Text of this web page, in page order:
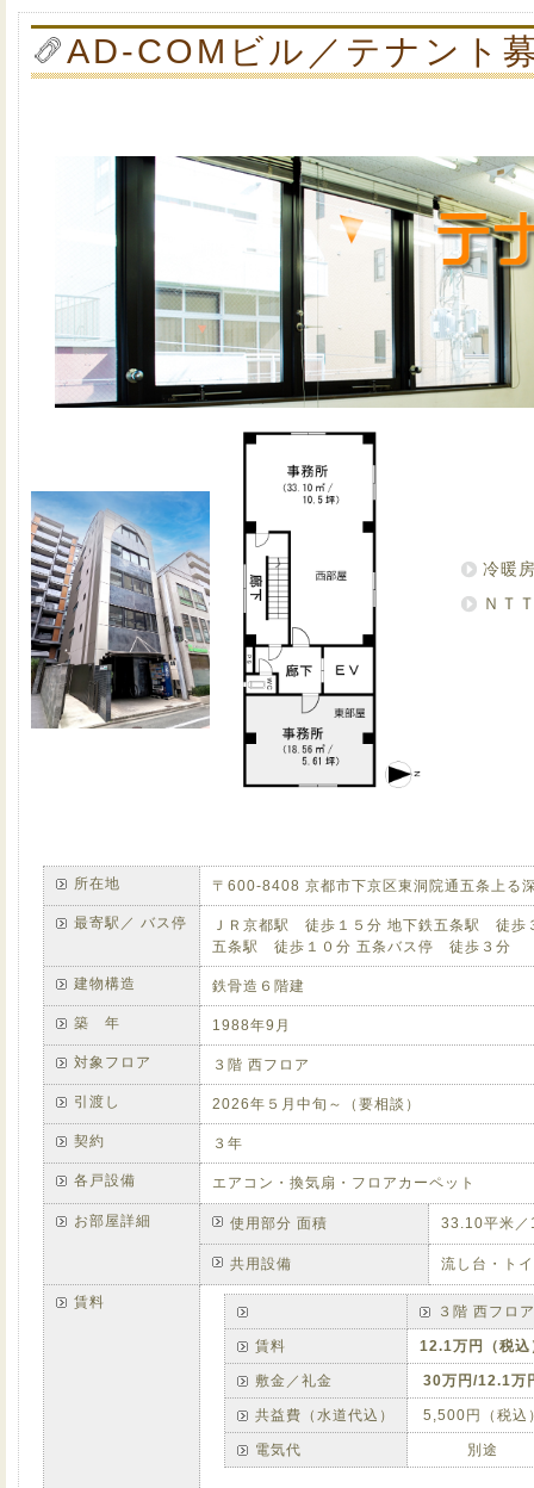
AD-COMビル／テナント
冷暖
ＮＴ
所在地 〒600-8408 京都市下京区東洞院通五条上る
最寄駅／ バス停
ＪＲ京都駅 徒歩１５分 地下鉄五条駅 徒
五条駅 徒歩１０分 五条バス停 徒歩３分
建物構造 鉄骨造６階建
築 年 1988年9月
対象フロア ３階 西フロア
引渡し 2026年５月中旬～（要相談）
契約 ３年
各戸設備 エアコン・換気扇・フロアカーペット
お部屋詳細 使用部分 面積 33.10平米
共用設備 流し台・ト
賃料
３階 西フロア
賃料 12.1万円（税込
敷金／礼金 30万円/12.1万
共益費（水道代込） 5,500円（税込
電気代 別途